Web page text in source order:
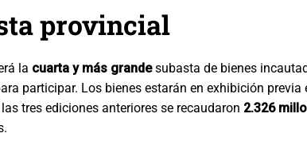
provincial
la cuarta y más grandesubasta de bienes
participar. Los bienes estarán en exhibición previa
tres ediciones anteriores se recaudaron 2.326